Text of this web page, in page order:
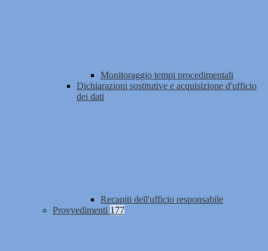
Monitoraggio tempi procedimentali
Dichiarazioni sostitutive e acquisizione d'ufficio
dei dati
Recapiti dell'ufficio responsabile
Provvedimenti 177